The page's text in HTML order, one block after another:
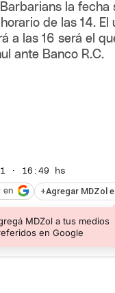
la fecha
de las 14. El
a las 16 será el
ante Banco R.C.
· 16:49 hs
+Agregar MDZol
MDZol a tus medios
en Google
en